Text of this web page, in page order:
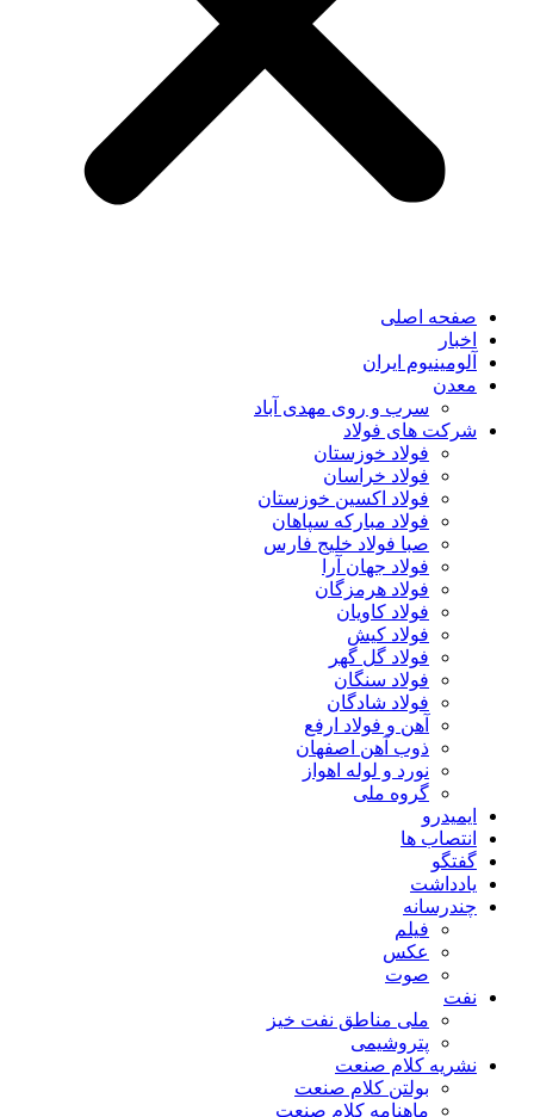
صفحه اصلی
اخبار
آلومینیوم ایران
معدن
سرب و روی مهدی آباد
شرکت های فولاد
فولاد خوزستان
فولاد خراسان
فولاد اکسین خوزستان
فولاد مبارکه سپاهان
صبا فولاد خلیج فارس
فولاد جهان آرا
فولاد هرمزگان
فولاد کاویان
فولاد کیش
فولاد گل گهر
فولاد سنگان
فولاد شادگان
آهن و فولاد ارفع
ذوب آهن اصفهان
نورد و لوله اهواز
گروه ملی
ایمیدرو
انتصاب ها
گفتگو
یادداشت
چندرسانه
فیلم
عکس
صوت
نفت
ملی مناطق نفت خیز
پتروشیمی
نشریه کلام صنعت
بولتن کلام صنعت
ماهنامه کلام صنعت